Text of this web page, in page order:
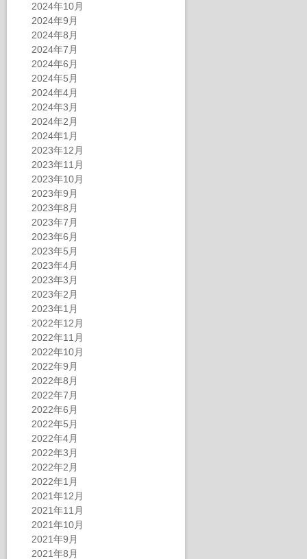
2024年10月
2024年9月
2024年8月
2024年7月
2024年6月
2024年5月
2024年4月
2024年3月
2024年2月
2024年1月
2023年12月
2023年11月
2023年10月
2023年9月
2023年8月
2023年7月
2023年6月
2023年5月
2023年4月
2023年3月
2023年2月
2023年1月
2022年12月
2022年11月
2022年10月
2022年9月
2022年8月
2022年7月
2022年6月
2022年5月
2022年4月
2022年3月
2022年2月
2022年1月
2021年12月
2021年11月
2021年10月
2021年9月
2021年8月